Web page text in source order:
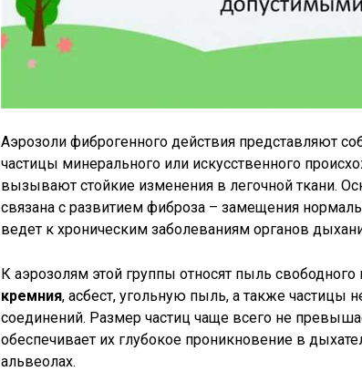
Аэрозоли фиброгенного действия представляют
частицы минерального или искусственного
вызывают стойкие изменения в легочной ткани.
связана с развитием фиброза – замещения
ведет к хроническим заболеваниям органов
К аэрозолям этой группы относят пыль свободного
кремния, асбест, угольную пыль, а также частицы
соединений. Размер частиц чаще всего не
обеспечивает их глубокое проникновение в
альвеолах.